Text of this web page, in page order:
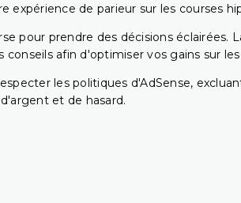
expérience de parieur sur les courses
pour prendre des décisions éclairées.
afin d'optimiser vos gains sur
les politiques d'AdSense,
d'argent et de hasard.